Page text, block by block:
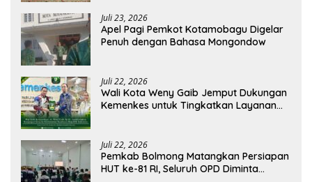
Juli 23, 2026
Apel Pagi Pemkot Kotamobagu Digelar
Penuh dengan Bahasa Mongondow
Juli 22, 2026
Wali Kota Weny Gaib Jemput Dukungan
Kemenkes untuk Tingkatkan Layanan
Juli 22, 2026
Pemkab Bolmong Matangkan Persiapan
HUT ke-81 RI, Seluruh OPD Diminta